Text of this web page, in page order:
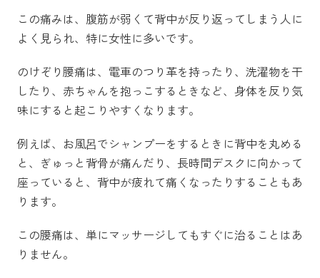
この痛みは、腹筋が弱くて背中が反り返ってしまう人に
よく見られ、特に女性に多いです。
のけぞり腰痛は、電車のつり革を持ったり、洗濯物を干
したり、赤ちゃんを抱っこするときなど、身体を反り気
味にすると起こりやすくなります。
例えば、お風呂でシャンプーをするときに背中を丸める
と、ぎゅっと背骨が痛んだり 、長時間デスクに向かって
座っていると、背中が疲れて痛くなったりすることもあ
ります。
この腰痛は、単にマッサージしてもすぐに治ることはあ
りません。